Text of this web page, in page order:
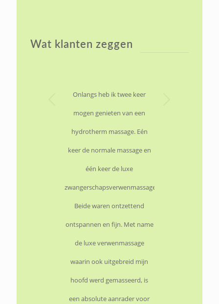
Wat klanten zeggen
Onlangs heb ik twee keer
mogen genieten van een
hydrotherm massage. Eén
keer de normale massage en
één keer de luxe
zwangerschapsverwenmassage.
Beide waren ontzettend
ontspannen en fijn. Met name
de luxe verwenmassage
waarin ook uitgebreid mijn
hoofd werd gemasseerd, is
een absolute aanrader voor
Volgende